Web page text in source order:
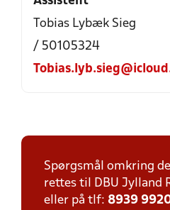
Tobias Lybæk Sieg
/ 50105324
Spørgsmål omkring
rettes til DBU Jylland
eller på tlf: 8939